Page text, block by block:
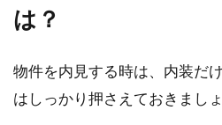
は？
物件を内見する時は、内装だ
はしっかり押さえておきましょ